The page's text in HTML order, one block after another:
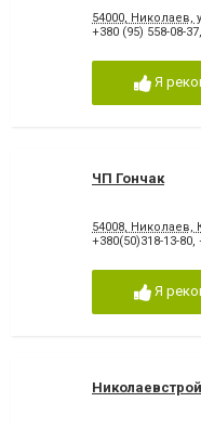
54000, Николаев,
+380 (95) 558-08-37,
Я
ЧП Гончак
54008, Николаев,
+380(50)318-13-80,
Я